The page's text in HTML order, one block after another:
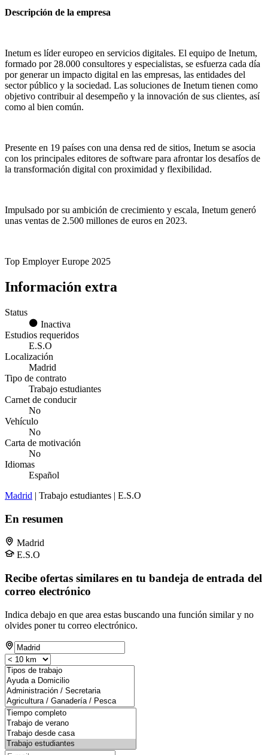
Descripción de la empresa
Inetum es líder europeo en servicios digitales. El equipo de Inetum,
formado por 28.000 consultores y especialistas, se esfuerza cada día
por generar un impacto digital en las empresas, las entidades del
sector público y la sociedad. Las soluciones de Inetum tienen como
objetivo contribuir al desempeño y la innovación de sus clientes, así
como al bien común.
Presente en 19 países con una densa red de sitios, Inetum se asocia
con los principales editores de software para afrontar los desafíos de
la transformación digital con proximidad y flexibilidad.
Impulsado por su ambición de crecimiento y escala, Inetum generó
unas ventas de 2.500 millones de euros en 2023.
Top Employer Europe 2025
Información extra
Status
Inactiva
Estudios requeridos
E.S.O
Localización
Madrid
Tipo de contrato
Trabajo estudiantes
Carnet de conducir
No
Vehículo
No
Carta de motivación
No
Idiomas
Español
Madrid | Trabajo estudiantes | E.S.O
En resumen
Madrid
E.S.O
Recibe ofertas similares en tu bandeja de entrada del
correo electrónico
Indica debajo en que area estas buscando una función similar y no
olvides poner tu correo electrónico.